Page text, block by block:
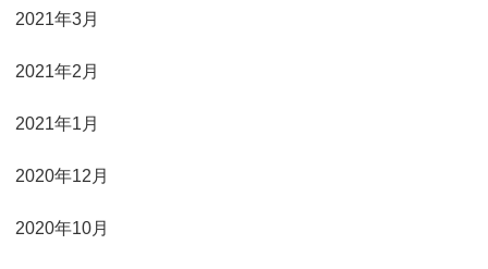
2021年3月
2021年2月
2021年1月
2020年12月
2020年10月